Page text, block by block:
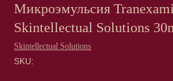
Микроэмульсия
Skintellectual Solutions
Skintellectual Solutions
SKU: